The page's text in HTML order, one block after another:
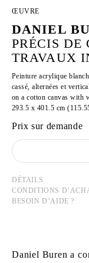
ŒUVRE
DANIEL
PRÉCIS DE
TRAVAUX
Peinture acrylique
cassé, alternées et
on a cotton canvas with
293.5 x 401.5 cm
Prix sur demande
DÉTAILS
CONDITIONS
BESOIN D’AIDE ?
Daniel Buren a